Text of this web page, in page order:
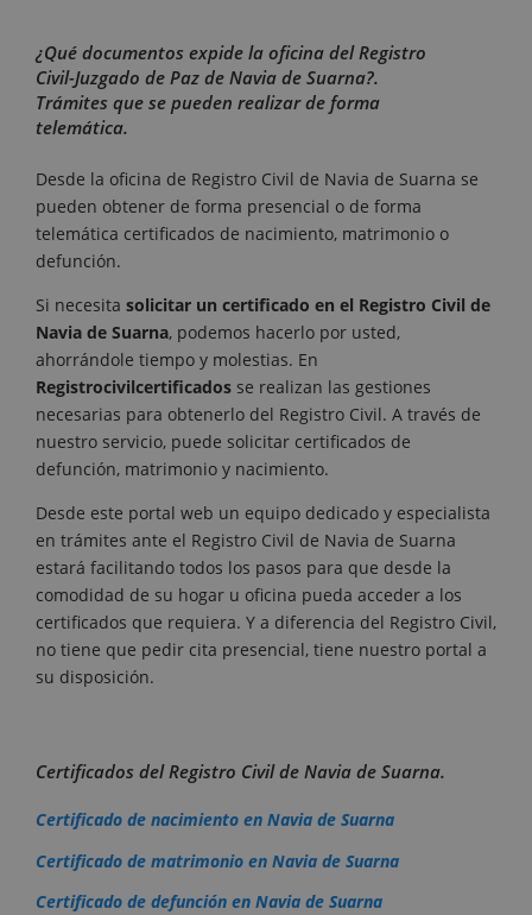
¿Qué documentos expide la oficina del Registro
Civil-Juzgado de Paz de Navia de Suarna?.
Trámites que se pueden realizar de forma
telemática.
Desde la oficina de Registro Civil de Navia de Suarna se
pueden obtener de forma presencial o de forma
telemática certificados de nacimiento, matrimonio o
defunción.
Si necesita solicitar un certificado en el Registro Civil de
Navia de Suarna, podemos hacerlo por usted,
ahorrándole tiempo y molestias. En
Registrocivilcertificados se realizan las gestiones
necesarias para obtenerlo del Registro Civil. A través de
nuestro servicio, puede solicitar certificados de
defunción, matrimonio y nacimiento.
Desde este portal web un equipo dedicado y especialista
en trámites ante el Registro Civil de Navia de Suarna
estará facilitando todos los pasos para que desde la
comodidad de su hogar u oficina pueda acceder a los
certificados que requiera. Y a diferencia del Registro Civil,
no tiene que pedir cita presencial, tiene nuestro portal a
su disposición.
Certificados del Registro Civil de Navia de Suarna.
Certificado de nacimiento en Navia de Suarna
Certificado de matrimonio en Navia de Suarna
Certificado de defunción en Navia de Suarna